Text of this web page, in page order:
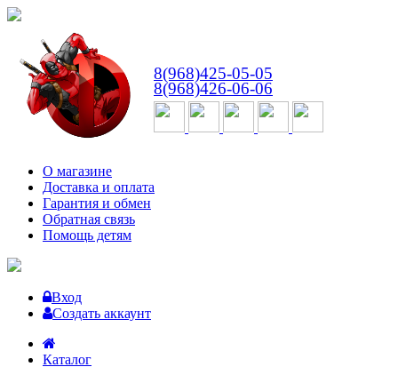
8(968)425-05-05
8(968)426-06-06
О магазине
Доставка и оплата
Гарантия и обмен
Обратная связь
Помощь детям
Вход
Создать аккаунт
Каталог